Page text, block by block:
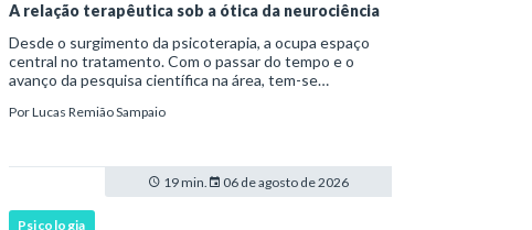
A relação terapêutica sob a ótica da neurociência
Desde o surgimento da psicoterapia, a ocupa espaço
central no tratamento. Com o passar do tempo e o
avanço da pesquisa científica na área, tem-se
principais mecanismos associados à mudança, sendo
PorLucas Remião Sampaio
19 min. 06 de agosto de 2026
Psicologia